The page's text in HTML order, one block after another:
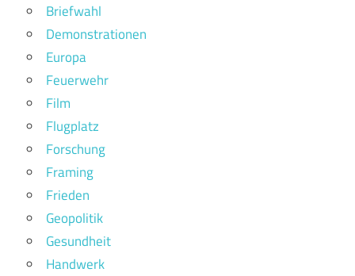
Briefwahl
Demonstrationen
Europa
Feuerwehr
Film
Flugplatz
Forschung
Framing
Frieden
Geopolitik
Gesundheit
Handwerk